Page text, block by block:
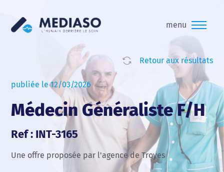
menu
Retour aux résultats
publiée le 12/03/2026
Médecin Généraliste F/H
Ref : INT-3165
Une offre proposée par l'agence de Troyes